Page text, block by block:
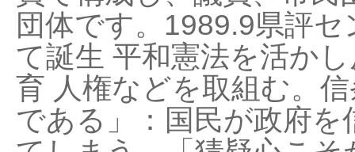
団体です。1989.9県評
て誕生 平和憲法を活か
育 人権などを取組む。
である」：国民が政府